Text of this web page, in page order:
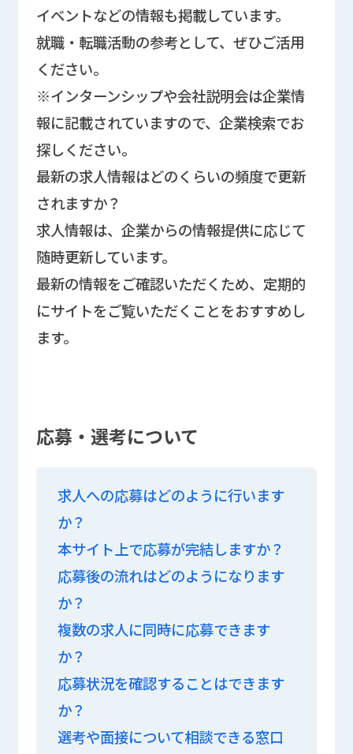
イベントなどの情報も掲載しています。
就職・転職活動の参考として、ぜひご活用
ください。
※インターンシップや会社説明会は企業情
報に記載されていますので、企業検索でお
探しください。
最新の求人情報はどのくらいの頻度で更新
されますか？
求人情報は、企業からの情報提供に応じて
随時更新しています。
最新の情報をご確認いただくため、定期的
にサイトをご覧いただくことをおすすめし
ます。
応募・選考について
求人への応募はどのように行います
か？
本サイト上で応募が完結しますか？
応募後の流れはどのようになります
か？
複数の求人に同時に応募できます
か？
応募状況を確認することはできます
か？
選考や面接について相談できる窓口